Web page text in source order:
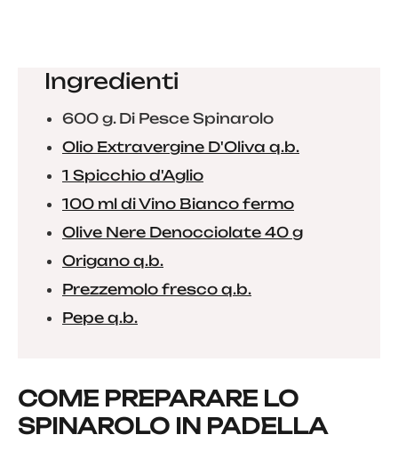
Ingredienti
600 g. Di Pesce Spinarolo
Olio Extravergine D'Oliva q.b.
1 Spicchio d'Aglio
100 ml di Vino Bianco fermo
Olive Nere Denocciolate 40 g
Origano q.b.
Prezzemolo fresco q.b.
Pepe q.b.
COME PREPARARE LO
SPINAROLO IN PADELLA